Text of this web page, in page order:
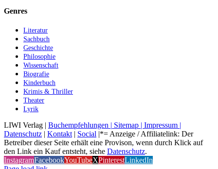
Genres
Literatur
Sachbuch
Geschichte
Philosophie
Wissenschaft
Biografie
Kinderbuch
Krimis & Thriller
Theater
Lyrik
LIWI Verlag | Buchempfehlungen | Sitemap | Impressum |
Datenschutz | Kontakt| Social |*= Anzeige / Affiliatelink: Der
Betreiber dieser Seite erhält eine Provison, wenn durch Klick auf
den Link ein Kauf entsteht, siehe Datenschutz.
InstagramFacebookYouTubeXPinterestLinkedIn